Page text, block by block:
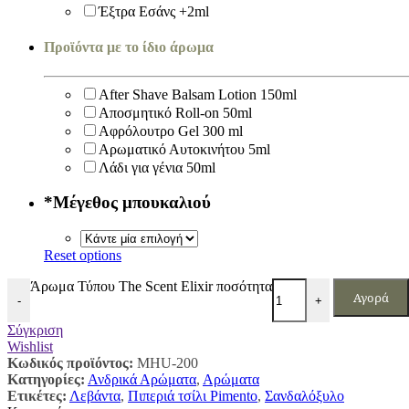
Έξτρα Εσάνς +2ml
Προϊόντα με το ίδιο άρωμα
After Shave Balsam Lotion 150ml
Αποσμητικό Roll-on 50ml
Αφρόλουτρο Gel 300 ml
Αρωματικό Αυτοκινήτου 5ml
Λάδι για γένια 50ml
*Μέγεθος μπουκαλιού
Reset options
-
Άρωμα Τύπου The Scent Elixir ποσότητα
+ Αγορά
Σύγκριση
Wishlist
Κωδικός προϊόντος: MHU-200
Κατηγορίες: Ανδρικά Αρώματα, Αρώματα
Ετικέτες: Λεβάντα, Πιπεριά τσίλι Pimento, Σανδαλόξυλο